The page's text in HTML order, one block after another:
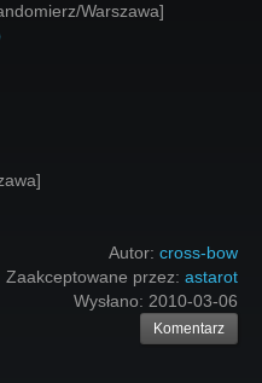
Warszawa]
Autor: cross-bow
Zaakceptowane przez: astarot
Wysłano: 2010-03-06
Komentarz